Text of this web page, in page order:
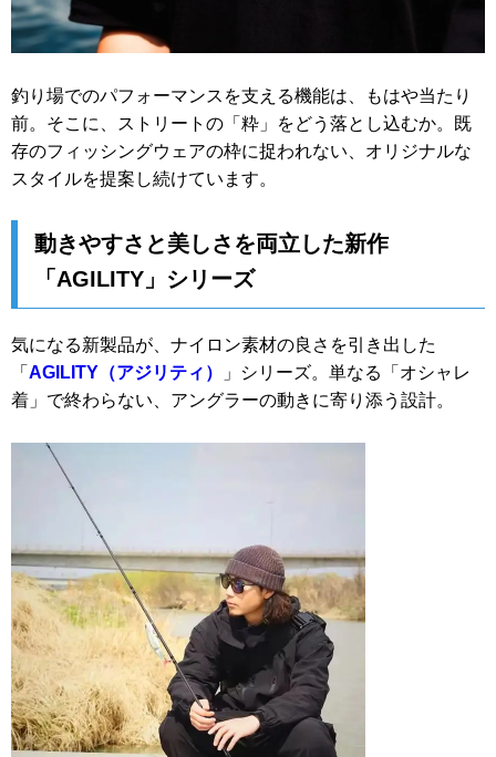
釣り場でのパフォーマンスを支える機能は、もはや当たり
前。そこに、ストリートの「粋」をどう落とし込むか。既
存のフィッシングウェアの枠に捉われない、オリジナルな
スタイルを提案し続けています。
動きやすさと美しさを両立した新作
「AGILITY」シリーズ
気になる新製品が、ナイロン素材の良さを引き出した
「 AGILITY（アジリティ）
」シリーズ。単なる「オシャレ
着」で終わらない、アングラーの動きに寄り添う設計。